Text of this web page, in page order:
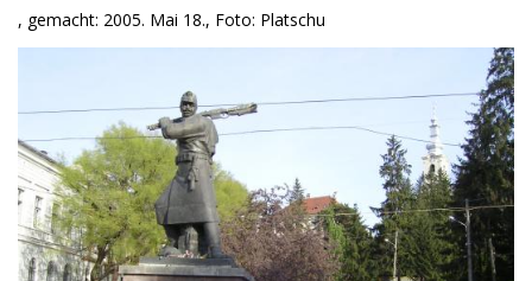
, gemacht: 2005. Mai 18., Foto: Platschu